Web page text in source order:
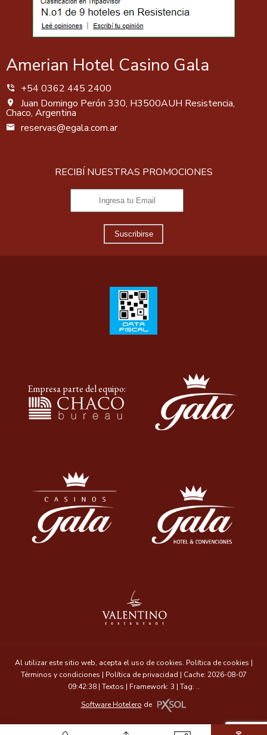
Amerian Hotel Casino Gala
+54 0362 445 2400
Juan Domingo Perón 330, H3500AUH Resistencia,
Chaco, Argentina
reservas@egala.com.ar
RECIBÍ NUESTRAS PROMOCIONES
Suscribirse
Empresa parte del equipo:
Al utilizar este sitio web, acepta el uso de cookies. Política de cookies |
Términos y condiciones | Política de privacidad | Cache: 2026-08-07
09:42:38 | Textos | Framework: 3 | Tag: ..
Software Hotelero de